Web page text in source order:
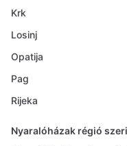
Krk
Losinj
Opatija
Pag
Rijeka
Nyaralóházak régió